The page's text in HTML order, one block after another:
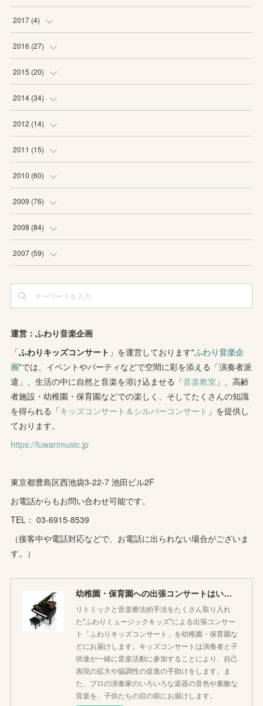
( )
(2
2017 (4)
(2
(2
2016 (27)
(6
(6
(2
(1
(3)
2015 (20)
(5
(2
(1
(1
(3)
2014 (34)
(4
(6
(2
(1
(2)
(1
2012 (14)
(1
(2
(5
(6
2011 (15)
(3
(3
(1
(3
(2)
2010 (60)
(2
(2
(1
(8)
(5 )
(9
(1)
(6)
(5)
2009 (76)
(2
(9
(4
(7 )
(8
(8)
(3)
(7)
(10
2008 (84)
(16 )
(
(7)
(
(8)
(6)
(4)
(2)
(3)
2007 (59)
(
(7)
( 4)
5)
(7)
(9)
(3)
運営：ふわり音楽企画
「ふわりキッズコンサート 」を運営しております"ふわり音楽企
画"では、イベントやパーティなどで空間に彩を添える「演奏者派
遣」、生活の中に自然と音楽を溶け込ませる「音楽教室 」、高齢
者施設・幼稚園・保育園などでの楽しく、そしてたくさんの知識
を得られる「キッズコンサート＆シルバーコンサート 」を提供し
ております。
https://fuwarimusic.jp
東京都豊島区西池袋3-22-7 池田ビル2F
お電話からもお問い合わせ可能です。
TEL： 03-6915-8539
（接客中や電話対応などで、お電話に出られない場合がございま
す。）
幼稚園・保育園への出張コンサートはいかがですか♪
リトミックと音楽療法的手法をたくさん取り入れ
た"ふわりミュージックキッズ"による出張コンサー
ト「ふわりキッズコンサート」を幼稚園・保育園な
どにお届けします。キッズコンサートは演奏者と子
供達が一緒に音楽活動に参加することにより、自己
表現の拡大や協調性の促進の手助けをします。ま
た、プロの演奏家のいろいろな楽器の音色や素敵な
音楽を、子供たちの目の前にお届けします。